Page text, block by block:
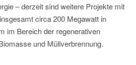
– derzeit sind weitere Projekte mit
circa 200 Megawatt in
im Bereich der regenerativen
und Müllverbrennung.